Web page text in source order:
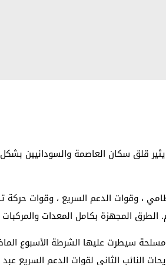
قلق سكان العاصمة والسودانيين
هي “الجيش النظامي ، وقوات الدعم السريع ،
المجهزة بكامل المعدات والمركبات
سيطرت عليها الشرطة الأسبوع
النائب الثاني لقوات الدعم السريع